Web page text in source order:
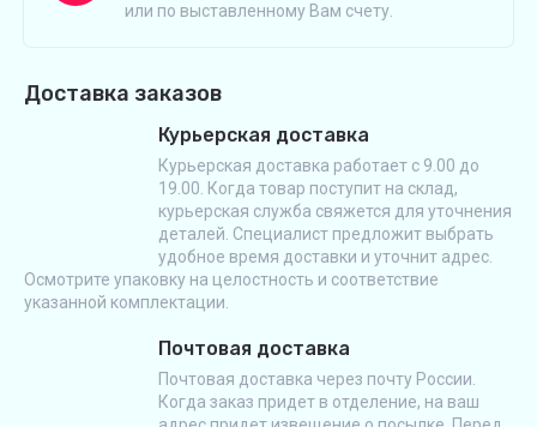
или по выставленному Вам счету.
Доставка заказов
Курьерская доставка
Курьерская доставка работает с 9.00 до
19.00. Когда товар поступит на склад,
курьерская служба свяжется для уточнения
деталей. Специалист предложит выбрать
удобное время доставки и уточнит адрес.
Осмотрите упаковку на целостность и соответствие
указанной комплектации.
Почтовая доставка
Почтовая доставка через почту России.
Когда заказ придет в отделение, на ваш